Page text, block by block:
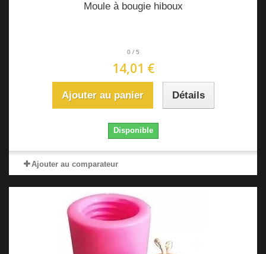
Moule à bougie hiboux
0 / 5
14,01 €
Ajouter au panier Détails
Disponible
Ajouter au comparateur